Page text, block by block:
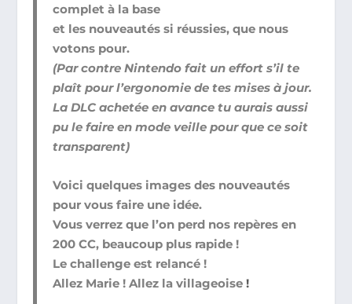
complet à la base
et les nouveautés si réussies, que nous
votons pour.
(Par contre Nintendo fait un effort s’il te
plaît pour l’ergonomie de tes mises à jour.
La DLC achetée en avance tu aurais aussi
pu le faire en mode veille pour que ce soit
transparent)
Voici quelques images des nouveautés
pour vous faire une idée.
Vous verrez que l’on perd nos repères en
200 CC, beaucoup plus rapide !
Le challenge est relancé !
Allez Marie ! Allez la villageoise!